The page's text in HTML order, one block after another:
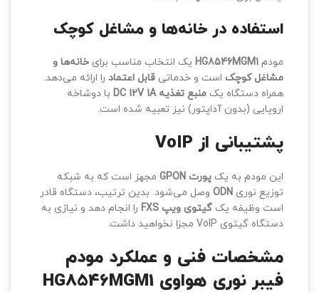
استفاده در خانه‌ها و مشاغل کوچک
مودم HG8546MGM1 یک انتخاب مناسب برای خانه‌ها و
مشاغل کوچک است و خدماتی قابل اعتماد را ارائه می‌دهد.
همراه دستگاه یک منبع تغذیه DC 12V 1A
با دوشاخه
اروپایی (بدون آداپتور) نیز تعبیه شده است.
پشتیبانی از VoIP
این مودم به یک پورت GPON
مجهز است که به شبکه
توزیع نوری ODN وصل می‌شود. بدین ترتیب، دستگاه قادر
است وظیفه یک گیتوی ویپ FXS
را انجام دهد و نیازی به
دستگاه گیتوی VoIP مجزا نخواهید داشت.
مشخصات فنی و عملکرد مودم
فیبر نوری هواوی HG8546MGM1